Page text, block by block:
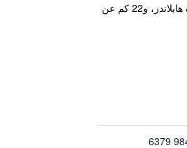
يقع مكان إقامة "Travelodge Chelmsford" في تشيلمسفورد، وهو مصنف ب3 نجوم ويتميز بمطعم وبار. يبعد مكان الإقامة تقريباً مسافة 6.3 كم عن متنزه هايلاندز، و22 كم عن